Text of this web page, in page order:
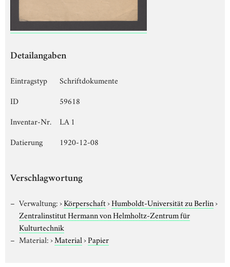
Detailangaben
Eintragstyp
Schriftdokumente
ID
59618
Inventar-Nr.
LA 1
Datierung
1920-12-08
Verschlagwortung
Verwaltung:›Körperschaft›Humboldt-Universität zu Berlin›
Zentralinstitut Hermann von Helmholtz-Zentrum für
Kulturtechnik
Material:›Material›Papier